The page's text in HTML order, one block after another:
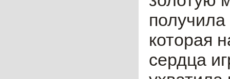
которая
сердца